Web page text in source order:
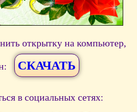
открытку на компьютер,
СКАЧАТЬ
в социальных сетях: